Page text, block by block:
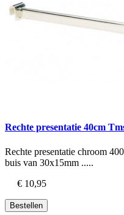
Rechte presentatie 40cm
Rechte presentatie chroom
buis van 30x15mm .....
€ 10,95
Bestellen